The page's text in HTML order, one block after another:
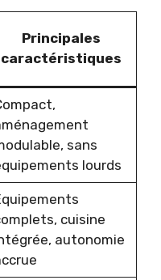
Principales
caractéristiques
sans
lourds
cuisine
autonomie